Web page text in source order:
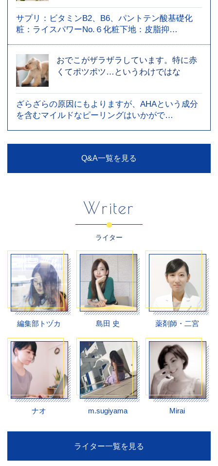
サプリ：ビタミンB2、B6、パントテン酸基礎化
粧：ライスパワーNo.６化粧下地：皮脂抑…
おでこがザラザラしています。特に赤
くてポツポツ…というわけではな
ざらざらの原因にもよりますが、AHAという成分
を含むマイルドなピーリングはいかがで…
Q&A一覧を見る
Writer
ライター
編集部トヅカ 島田 史 薬剤師・二宮
ナオ m.sugiyama Mirai
ライター一覧を見る